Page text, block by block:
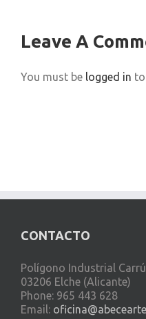
Leave A
You must be logged in
CONTACTO
Polígono Industrial
03206 Elche (Alicante)
Phone: 965 443 628
Email: